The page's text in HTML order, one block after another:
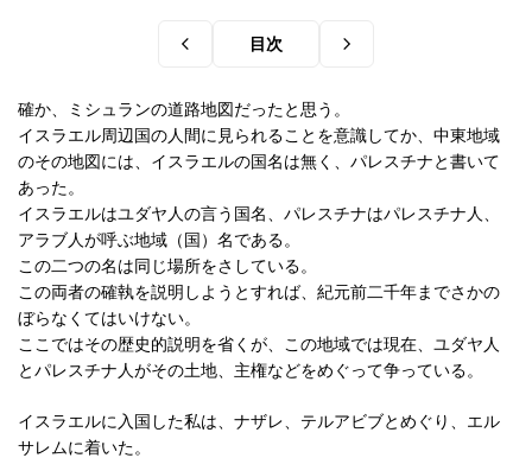
目次
確か、ミシュランの道路地図だったと思う。
イスラエル周辺国の人間に見られることを意識してか、中東地域
のその地図には、イスラエルの国名は無く、パレスチナと書いて
あった。
イスラエルはユダヤ人の言う国名、パレスチナはパレスチナ人、
アラブ人が呼ぶ地域（国）名である。
この二つの名は同じ場所をさしている。
この両者の確執を説明しようとすれば、紀元前二千年までさかの
ぼらなくてはいけない。
ここではその歴史的説明を省くが、この地域では現在、ユダヤ人
とパレスチナ人がその土地、主権などをめぐって争っている。
イスラエルに入国した私は、ナザレ、テルアビブとめぐり、エル
サレムに着いた。